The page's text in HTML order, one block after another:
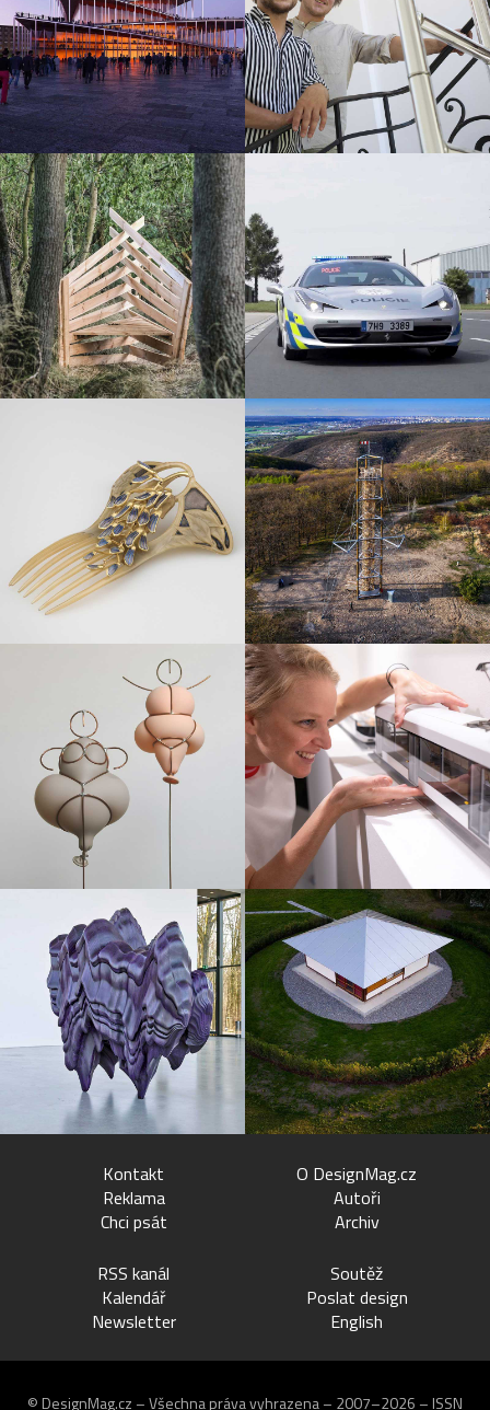
Kontakt
Reklama
Chci psát
O DesignMag.cz
Autoři
Archiv
RSS kanál
Kalendář
Newsletter
Soutěž
Poslat design
English
© DesignMag.cz – Všechna práva vyhrazena – 2007–2026 – ISSN